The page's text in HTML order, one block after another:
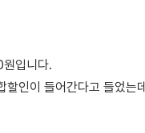
입니다.
인이 들어간다고 들었는데